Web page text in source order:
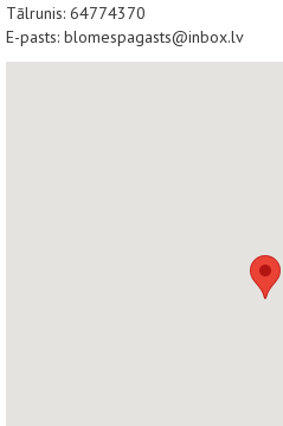
Tālrunis: 64774370
E-pasts: blomespagasts@inbox.lv